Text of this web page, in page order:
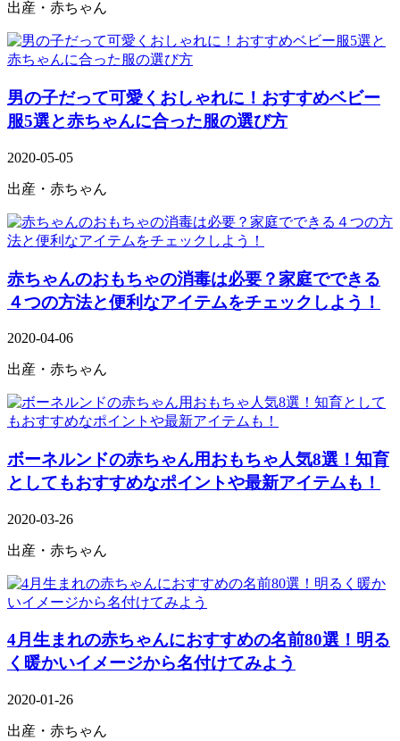
出産・赤ちゃん
男の子だって可愛くおしゃれに！おすすめベビー
服5選と赤ちゃんに合った服の選び方
2020-05-05
出産・赤ちゃん
赤ちゃんのおもちゃの消毒は必要？家庭でできる
４つの方法と便利なアイテムをチェックしよう！
2020-04-06
出産・赤ちゃん
ボーネルンドの赤ちゃん用おもちゃ人気8選！知育
としてもおすすめなポイントや最新アイテムも！
2020-03-26
出産・赤ちゃん
4月生まれの赤ちゃんにおすすめの名前80選！明る
く暖かいイメージから名付けてみよう
2020-01-26
出産・赤ちゃん